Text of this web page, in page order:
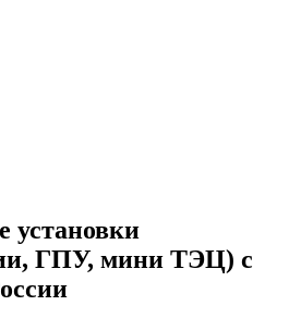
установки
ГПУ, мини ТЭЦ) с